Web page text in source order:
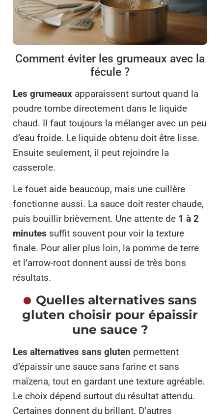
Comment éviter les grumeaux avec la
fécule ?
Les grumeaux apparaissent surtout quand la
poudre tombe directement dans le liquide
chaud. Il faut toujours la mélanger avec un peu
d’eau froide. Le liquide obtenu doit être lisse.
Ensuite seulement, il peut rejoindre la
casserole.
Le fouet aide beaucoup, mais une cuillère
fonctionne aussi. La sauce doit rester chaude,
puis bouillir brièvement. Une attente de 1 à 2
minutes suffit souvent pour voir la texture
finale. Pour aller plus loin, la pomme de terre
et l’arrow-root donnent aussi de très bons
résultats.
Quelles alternatives sans
gluten choisir pour épaissir
une sauce ?
Les alternatives sans gluten permettent
d’épaissir une sauce sans farine et sans
maïzena, tout en gardant une texture agréable.
Le choix dépend surtout du résultat attendu.
Certaines donnent du brillant. D’autres